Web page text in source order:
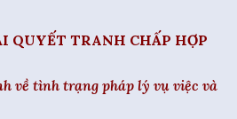
QUYẾT TRANH CHẤP HỢP
về tình trạng pháp lý vụ việc và